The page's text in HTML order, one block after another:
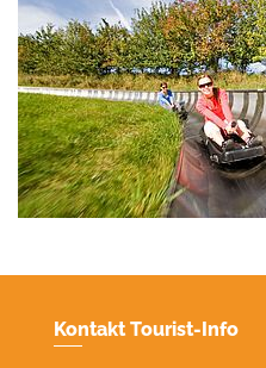
Kontakt Tourist-Info